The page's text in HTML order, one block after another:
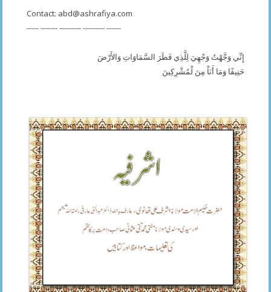
Contact: abd@ashrafiya.com
----- ------- --------- --------- ------
إِنِّي وَجَّهْتُ وَجْهِيَ لِلَّذِي فَطَرَ السَّمَاوَاتِ وَالأَرْضَ
حَنِيفًا وَمَا أَنَاْ مِنَ لْمُشْرِكِينَ